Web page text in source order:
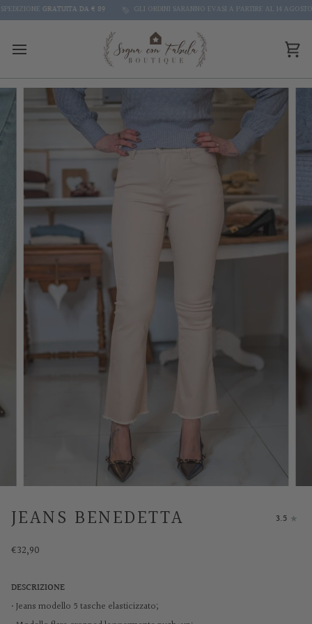
Skip
to
GRATUITA DA € 89 GLI ORDINI SARANNO EVASI A PARTIRE AL 14 AGOSTO
JEANS BENEDETTA 3.5
€32,90
DESCRIZIONE
• Jeans modello 5 tasche elasticizzato;